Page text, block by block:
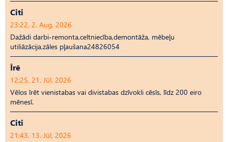
Citi
23:22, 2. Aug, 2026
Dažādi darbi-remonta,celtniecība,demontāža, mēbeļu
utiliāzācija,zāles pļaušana24826054
Īrē
12:25, 21. Jūl, 2026
Vēlos īrēt vienistabas vai divistabas dzīvokli cēsīs, līdz 200 eiro
mēnesī.
Citi
21:43, 13. Jūl, 2026